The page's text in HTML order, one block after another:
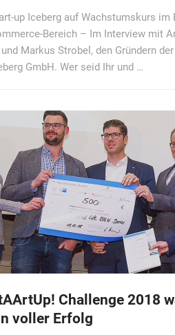
up Iceberg auf Wachstumskurs im
Bereich – Im Interview mit
und Markus Strobel, den Gründern der
GmbH. Wer seid Ihr und …
Challenge 2018
voller Erfolg